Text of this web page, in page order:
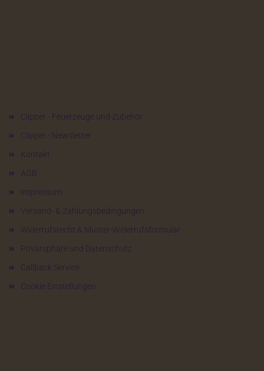
Clipper - Feuerzeuge und Zubehör
Clipper - Newsletter
Kontakt
AGB
Impressum
Versand- & Zahlungsbedingungen
Widerrufsrecht & Muster-Widerrufsformular
Privatsphäre und Datenschutz
Callback Service
Cookie Einstellungen